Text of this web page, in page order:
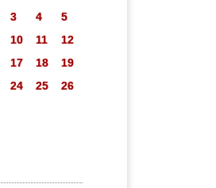
3 4
5
10 11
12
17 18
19
24 25
26